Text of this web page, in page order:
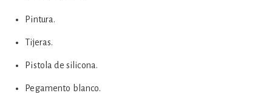
Pintura.
Tijeras.
Pistola de silicona.
Pegamento blanco.